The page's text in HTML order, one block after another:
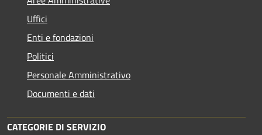
Uffici
Enti e fondazioni
Politici
Personale Amministrativo
Documenti e dati
CATEGORIE DI SERVIZIO